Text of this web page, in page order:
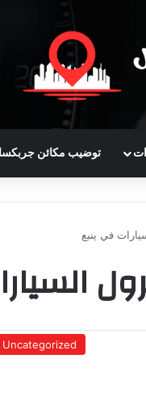
توضيب مكائن
في ينبع
Uncategorized